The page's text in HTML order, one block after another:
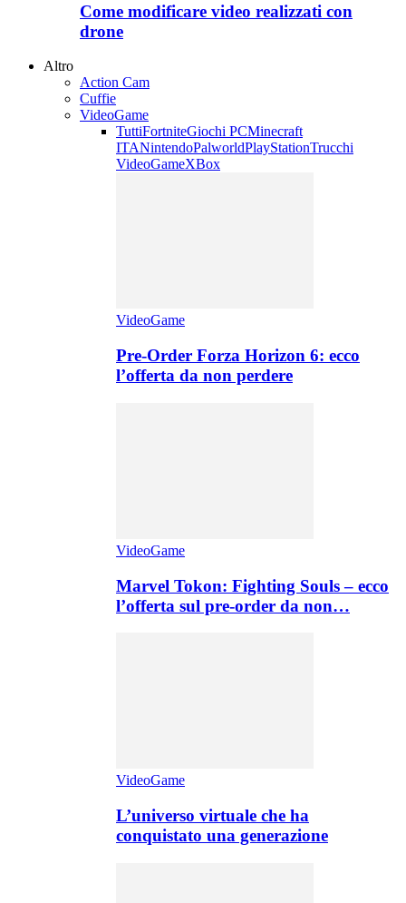
Come modificare video realizzati con
drone
Altro
Action Cam
Cuffie
VideoGame
TuttiFortniteGiochi PCMinecraft
ITANintendoPalworldPlayStationTrucchi
VideoGameXBox
VideoGame
Pre-Order Forza Horizon 6: ecco
l’offerta da non perdere
VideoGame
Marvel Tokon: Fighting Souls – ecco
l’offerta sul pre-order da non…
VideoGame
L’universo virtuale che ha
conquistato una generazione